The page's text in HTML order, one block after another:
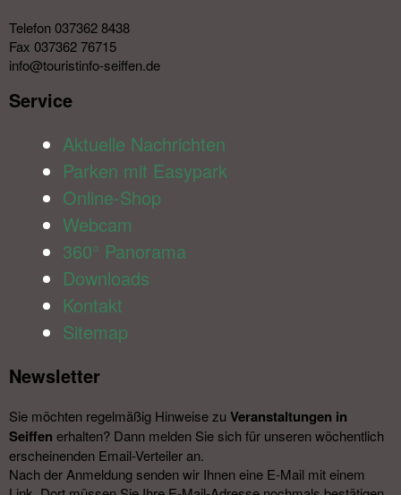
Telefon 037362 8438
Fax 037362 76715
info@touristinfo-seiffen.de
Service​
Aktuelle Nachrichten
Parken mit Easypark
Online-Shop
Webcam
360° Panorama
Downloads
Kontakt
Sitemap
Newsletter​
Sie möchten regelmäßig Hinweise zu Veranstal­tungen in
Seiffen erhalten? Dann melden Sie sich für unseren wöchentlich
erscheinenden Email-Verteiler an.
Nach der Anmeldung senden wir Ihnen eine E-Mail mit einem